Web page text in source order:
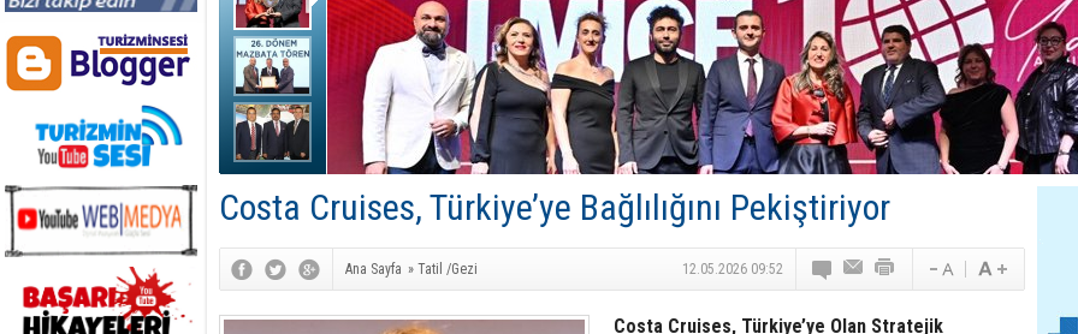
Türk MICE Sektörüne Yeni Fırsatlar
TAV Havalimanları’ndan Yılın İlk Yarısında Rekor
SunExpress’ten Tatil Hamlesi
NG Grup, Domaniç’in Potansiyelini Vurguladı
Costa Cruises, Türkiye’ye Bağlılığını Pekiştiriyor
Ana Sayfa » Tatil /Gezi 12.05.2026 09:52
Costa Cruises, Türkiye’ye Olan Stratejik